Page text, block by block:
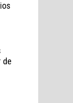
de